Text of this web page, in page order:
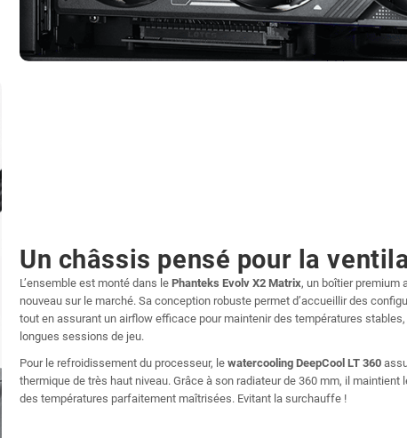
Un châssis pensé pour la
L’ensemble est monté dans le Phanteks Evolv X2 Matrix, un boîtier premium
nouveau sur le marché. Sa conception robuste permet d’accueillir des
tout en assurant un airflow efficace pour maintenir des températures
longues sessions de jeu.
Pour le refroidissement du processeur, le watercooling DeepCool LT 360
thermique de très haut niveau. Grâce à son radiateur de 360 mm, il maintient
des températures parfaitement maîtrisées. Evitant la surchauffe !